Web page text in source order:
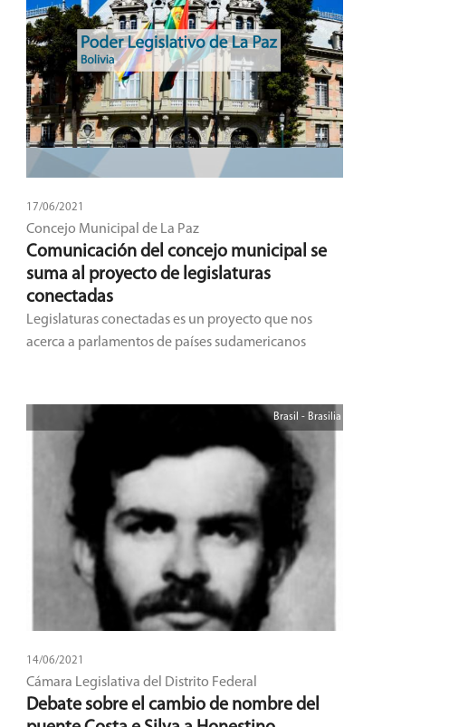
17/06/2021
Concejo Municipal de La Paz
Comunicación del concejo municipal se
suma al proyecto de legislaturas
conectadas
Legislaturas conectadas es un proyecto que nos
acerca a parlamentos de países sudamericanos
14/06/2021
Cámara Legislativa del Distrito Federal
Brasil - Brasilia
Debate sobre el cambio de nombre del